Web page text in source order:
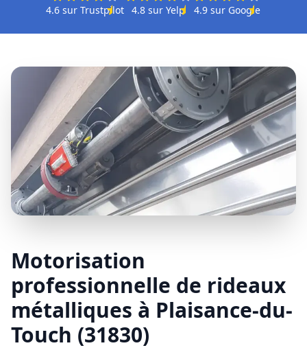
4.6 sur Trustpilot 4.8 sur Yelp 4.9sur Google
Motorisation
professionnelle de rideaux
métalliques à Plaisance-du-
Touch (31830)